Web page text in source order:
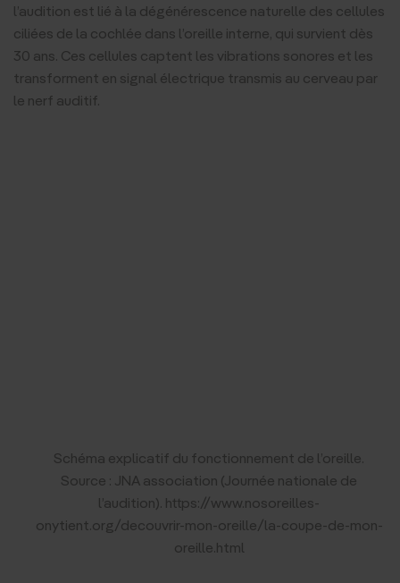
l’audition est lié à la dégénérescence naturelle des cellules
ciliées de la cochlée dans l’oreille interne, qui survient dès
30 ans. Ces cellules captent les vibrations sonores et les
transforment en signal électrique transmis au cerveau par
le nerf auditif.
Schéma explicatif du fonctionnement de l’oreille.
Source : JNA association (Journée nationale de
l’audition). https://www.nosoreilles-
onytient.org/decouvrir-mon-oreille/la-coupe-de-mon-
oreille.html